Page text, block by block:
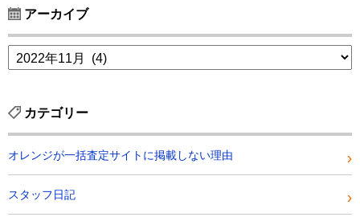
アーカイブ
カテゴリー
オレンジが一括査定サイトに掲載しない理由
スタッフ日記